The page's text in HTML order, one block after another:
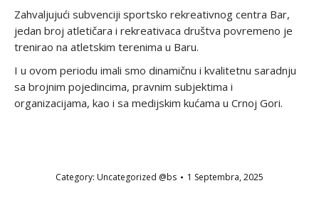
Zahvaljujući subvenciji sportsko rekreativnog centra Bar,
jedan broj atletičara i rekreativaca društva povremeno je
trenirao na atletskim terenima u Baru.
I u ovom periodu imali smo dinamičnu i kvalitetnu saradnju
sa brojnim pojedincima, pravnim subjektima i
organizacijama, kao i sa medijskim kućama u Crnoj Gori.
Category: Uncategorized @bs 1 Septembra, 2025